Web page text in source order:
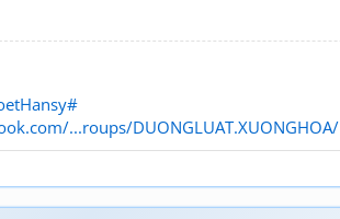
...roups/DUONGLUAT.XUONGHOA/